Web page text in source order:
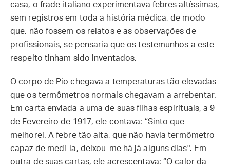
casa, o frade italiano experimentava febres altíssimas,
sem registros em toda a história médica, de modo
que, não fossem os relatos e as observações de
profissionais, se pensaria que os testemunhos a este
respeito tinham sido inventados.
O corpo de Pio chegava a temperaturas tão elevadas
que os termômetros normais chegavam a arrebentar.
Em carta enviada a uma de suas filhas espirituais, a 9
de Fevereiro de 1917, ele contava: “Sinto que
melhorei. A febre tão alta, que não havia termômetro
capaz de medi-la, deixou-me há já alguns dias". Em
outra de suas cartas, ele acrescentava: “O calor da